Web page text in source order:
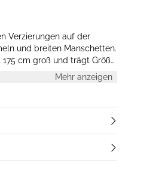
Verzierungen auf der
und breiten Manschetten.
cm groß und trägt Größe
Mehr anzeigen